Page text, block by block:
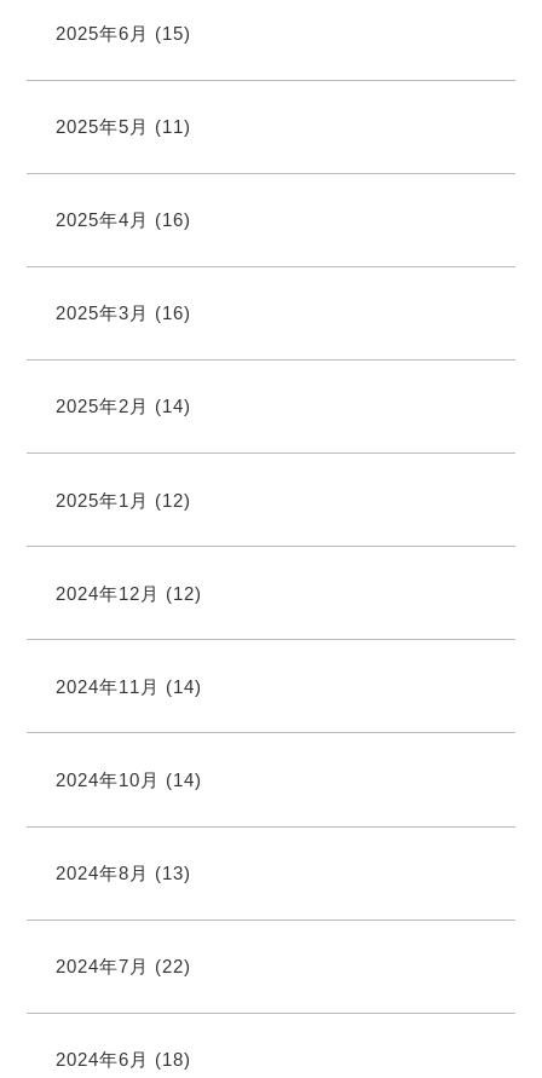
2025年6月 (15)
2025年5月 (11)
2025年4月 (16)
2025年3月 (16)
2025年2月 (14)
2025年1月 (12)
2024年12月 (12)
2024年11月 (14)
2024年10月 (14)
2024年8月 (13)
2024年7月 (22)
2024年6月 (18)